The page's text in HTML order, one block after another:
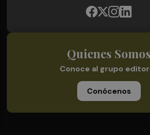
Quienes Somos
Conoce al grupo
Conócenos